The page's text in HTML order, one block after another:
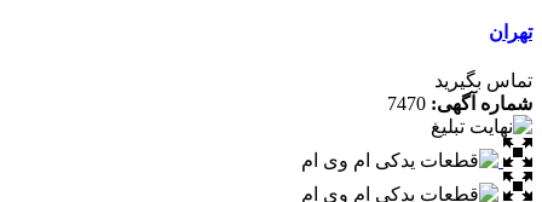
تهران
تماس بگیرید
شماره آگهی: 7470